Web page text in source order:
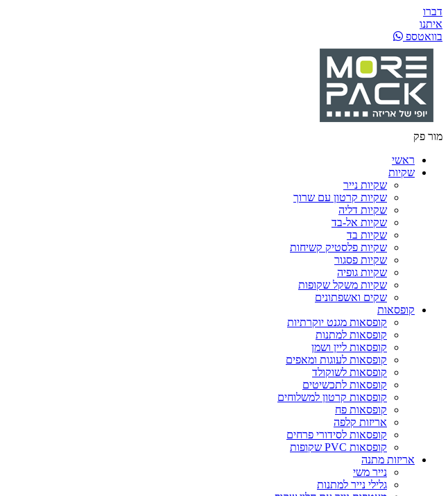
דברו
איתנו
בוואטספ
מור פק
ראשי
שקיות
שקיות נייר
שקיות קרטון עם שרוך
שקיות דליה
שקיות אל-בד
שקיות בד
שקיות פלסטיק קשיחות
שקיות פסגור
שקיות גופיה
שקיות משקל שקופות
שקים ואשפתונים
קופסאות
קופסאות מגנט יוקרתיות
קופסאות למתנות
קופסאות ליין ושמן
קופסאות לעוגות ומאפים
קופסאות לשוקולד
קופסאות לתכשיטים
קופסאות קרטון למשלוחים
קופסאות פח
אריזות קלפה
קופסאות לסידורי פרחים
קופסאות PVC שקופות
אריזות מתנה
נייר משי
גלילי נייר למתנות